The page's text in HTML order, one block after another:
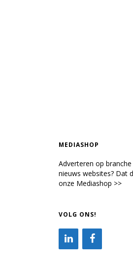
MEDIASHOP
Adverteren op
nieuws websites? Dat
onze Mediashop >>
VOLG ONS!